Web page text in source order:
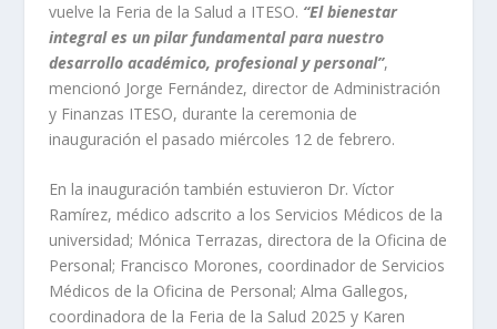
vuelve la Feria de la Salud a ITESO. “El bienestar
integral es un pilar fundamental para nuestro
desarrollo académico, profesional y personal”,
mencionó Jorge Fernández, director de Administración
y Finanzas ITESO, durante la ceremonia de
inauguración el pasado miércoles 12 de febrero.
En la inauguración también estuvieron Dr. Víctor
Ramírez, médico adscrito a los Servicios Médicos de la
universidad; Mónica Terrazas, directora de la Oficina de
Personal; Francisco Morones, coordinador de Servicios
Médicos de la Oficina de Personal; Alma Gallegos,
coordinadora de la Feria de la Salud 2025 y Karen